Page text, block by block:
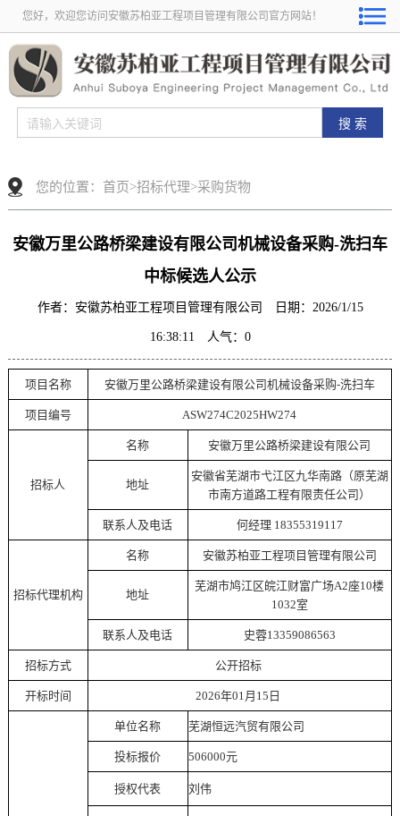
您好，欢迎您访问安徽苏柏亚工程项目管理有限公司官方网站！
您的位置： 首页>招标代理>采购货物
安徽万里公路桥梁建设有限公司机械设备采购-洗扫车
中标候选人公示
作者：安徽苏柏亚工程项目管理有限公司 日期：2026/1/15
16:38:11 人气： 0
项目名称 安徽万里公路桥梁建设有限公司机械设备采购-洗扫车
项目编号 ASW274C2025HW274
招标人
名称 安徽万里公路桥梁建设有限公司
地址
安徽省芜湖市弋江区九华南路（原芜湖
市南方道路工程有限责任公司）
联系人及电话 何经理 18355319117
招标代理机构
名称 安徽苏柏亚工程项目管理有限公司
地址
芜湖市鸠江区皖江财富广场A2座10楼
1032室
联系人及电话 史蓉13359086563
招标方式 公开招标
开标时间 2026年01月15日
单位名称 芜湖恒远汽贸有限公司
投标报价 506000元
授权代表 刘伟